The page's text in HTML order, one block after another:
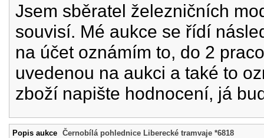
Jsem sběratel železničních
souvisí. Mé aukce se řídí
na účet oznámím to, do 2
uvedenou na aukci a také to
zboží napište hodnocení, já
Popis aukce Černobílá pohlednice Liberecké tramvaje *6818